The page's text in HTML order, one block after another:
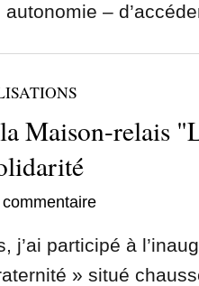
–
Maison-relais
j’ai participé à
» situé